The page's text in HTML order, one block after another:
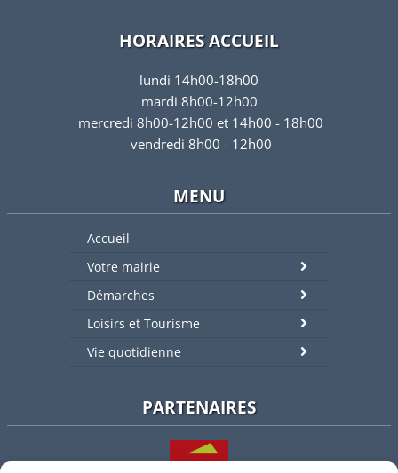
HORAIRES ACCUEIL
lundi 14h00-18h00
mardi 8h00-12h00
mercredi 8h00-12h00 et 14h00 - 18h00
vendredi 8h00 - 12h00
MENU
Accueil
Votre mairie
Démarches
Loisirs et Tourisme
Vie quotidienne
PARTENAIRES